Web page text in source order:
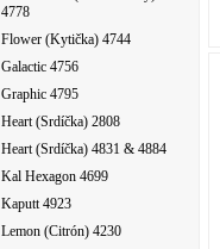
4778
Flower (Kytička) 4744
Galactic 4756
Graphic 4795
Heart (Srdíčka) 2808
Heart (Srdíčka) 4831 & 4884
Kal Hexagon 4699
Kaputt 4923
Lemon (Citrón) 4230